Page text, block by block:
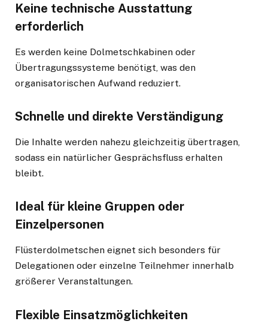
Keine technische Ausstattung
erforderlich
Es werden keine Dolmetschkabinen oder
Übertragungssysteme benötigt, was den
organisatorischen Aufwand reduziert.
Schnelle und direkte Verständigung
Die Inhalte werden nahezu gleichzeitig übertragen,
sodass ein natürlicher Gesprächsfluss erhalten
bleibt.
Ideal für kleine Gruppen oder
Einzelpersonen
Flüsterdolmetschen eignet sich besonders für
Delegationen oder einzelne Teilnehmer innerhalb
größerer Veranstaltungen.
Flexible Einsatzmöglichkeiten